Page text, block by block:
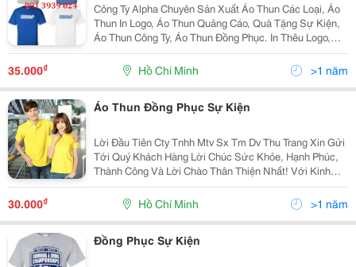
Công Ty Alpha Chuyên Sản Xuất Áo Thun Các Loại, Áo
Thun In Logo, Áo Thun Quảng Cáo, Quà Tặng Sự Kiện,
Áo Thun Công Ty, Áo Thun Đồng Phục. In Thêu Logo,
Slogen Theo Yêu Cầu Thiết Kế Và Tạo Kiểu Theo Yêu
Cầu Khách Hàng. - Đồng Phục Công Sở Đa Dạng,
35.000₫ Hồ Chí Minh >1 năm
Áo Thun Đồng Phục Sự Kiện
Lời Đầu Tiên Cty Tnhh Mtv Sx Tm Dv Thu Trang Xin Gửi
Tới Quý Khách Hàng Lời Chúc Sức Khỏe, Hạnh Phúc,
Thành Công Và Lời Chào Thân Thiện Nhất! Với Kinh
Nhiệm Nhiều Năm Làm Trong Ngành May.chúng Tôi
Muốn Mang Đến Cho Quý Khách Với Mức Giá Cạnh
30.000₫ Hồ Chí Minh >1 năm
Đồng Phục Sự Kiện